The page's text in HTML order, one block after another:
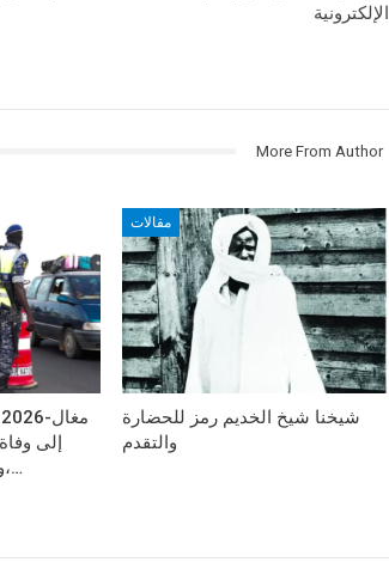
الإلكترونية
More From Author
،والسلطات الأمنية تدعو…
مقالات
شيخنا شيخ الخديم رمز للحضارة
والتقدم